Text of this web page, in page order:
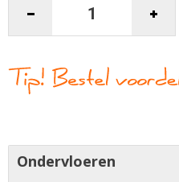
Ondervloeren